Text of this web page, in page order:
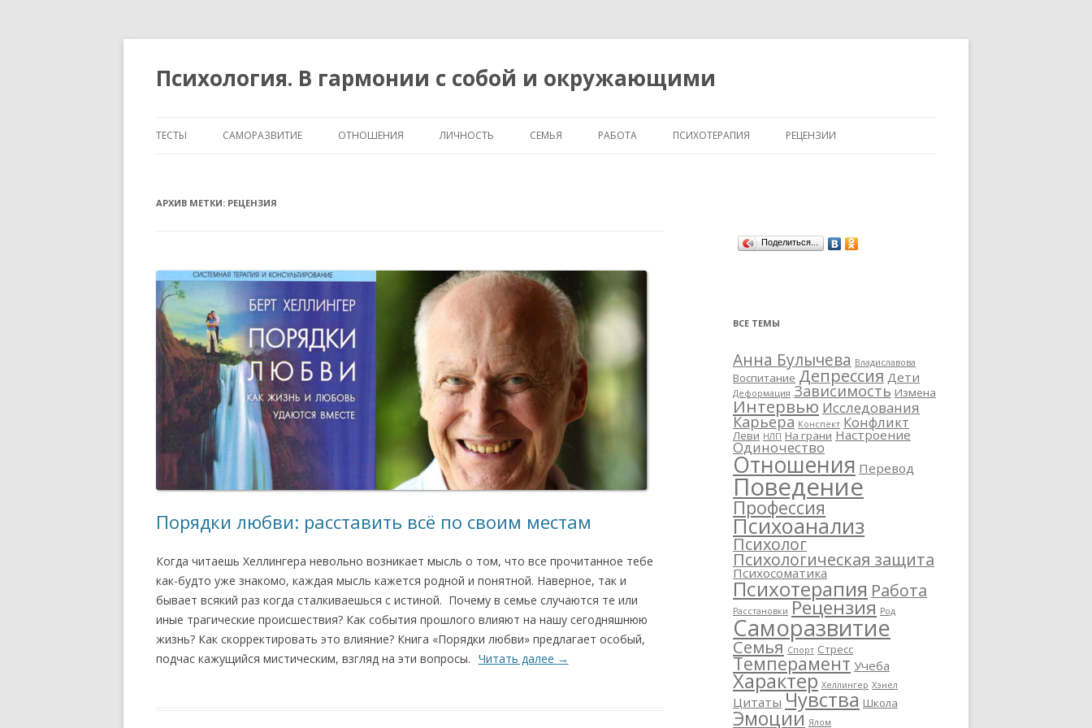
Психология. В гармонии с собой и окружающими
к
ТЕСТЫ САМОРАЗВИТИЕ ОТНОШЕНИЯ ЛИЧНОСТЬ СЕМЬЯ РАБОТА ПСИХОТЕРАПИЯ РЕЦЕНЗИИ
АРХИВ МЕТКИ: РЕЦЕНЗИЯ
Порядки любви: расставить всё по своим местам
Когда читаешь Хеллингера невольно возникает мысль о том, что все прочитанное тебе
как-будто уже знакомо, каждая мысль кажется родной и понятной. Наверное, так и
бывает всякий раз когда сталкиваешься с истиной. Почему в семье случаются те или
иные трагические происшествия? Как события прошлого влияют на нашу сегодняшнюю
жизнь? Как скорректировать это влияние? Книга «Порядки любви» предлагает особый,
подчас кажущийся мистическим, взгляд на эти вопросы. Читать далее →
Поделиться...
ВСЕ ТЕМЫ
Анна Булычева Владиславова
Воспитание Депрессия Дети
Деформация Зависимость Измена
Интервью Исследования
Карьера Конспект Конфликт
Леви НЛП На грани Настроение
Одиночество
Отношения Перевод
Поведение
Профессия
Психоанализ
Психолог
Психологическая защита
Психосоматика
Психотерапия Работа
Расстановки Рецензия Род
Саморазвитие
Семья Спорт Стресс
Темперамент Учеба
Характер Хеллингер Хэнел
Цитаты Чувства Школа
Эмоции Ялом